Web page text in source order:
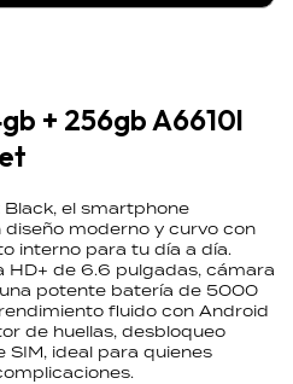
+ 256gb A6610l
el smartphone
moderno y curvo con
interno para tu día a día.
HD+ de 6.6 pulgadas, cámara
potente batería de 5000
fluido con Android
de huellas, desbloqueo
ideal para quienes